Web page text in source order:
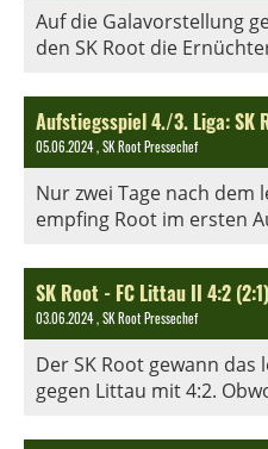
Auf die Galavorstellung
den SK Root die
Aufstiegsspiel 4./3. Liga: SK
05.06.2024, SK Root Pressechef
Nur zwei Tage nach dem
empfing Root im ersten
SK Root - FC Littau II 4:2 (2:1)
03.06.2024, SK Root Pressechef
Der SK Root gewann
gegen Littau mit 4:2.